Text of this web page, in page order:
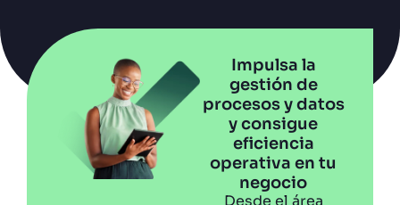
Impulsa la
gestión de
procesos y datos
y consigue
eficiencia
operativa en tu
negocio
Desde el área